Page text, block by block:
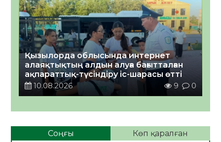
Қызылорда облысында интернет
алаяқтықтың алдын алуға бағытталған
ақпараттық-түсіндіру іс-шарасы өтті
10.08.2026
9 0
Соңғы Көп қаралған